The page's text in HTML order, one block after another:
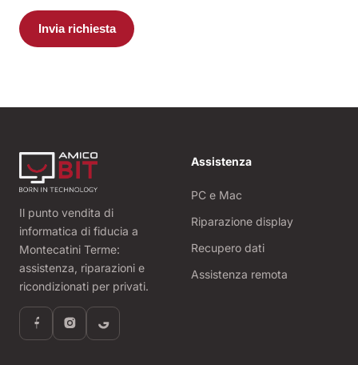
Invia richiesta
Il punto vendita di
informatica di fiducia a
Montecatini Terme:
assistenza, riparazioni e
ricondizionati per privati.
Assistenza
PC e Mac
Riparazione display
Recupero dati
Assistenza remota